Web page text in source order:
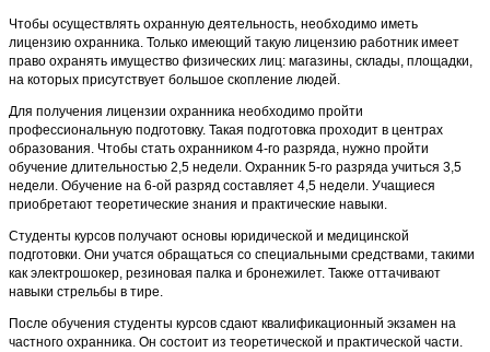
Чтобы осуществлять охранную деятельность, необходимо иметь
лицензию охранника. Только имеющий такую лицензию работник имеет
право охранять имущество физических лиц: магазины, склады, площадки,
на которых присутствует большое скопление людей.
Для получения лицензии охранника необходимо пройти
профессиональную подготовку. Такая подготовка проходит в центрах
образования. Чтобы стать охранником 4-го разряда, нужно пройти
обучение длительностью 2,5 недели. Охранник 5-го разряда учиться 3,5
недели. Обучение на 6-ой разряд составляет 4,5 недели. Учащиеся
приобретают теоретические знания и практические навыки.
Студенты курсов получают основы юридической и медицинской
подготовки. Они учатся обращаться со специальными средствами, такими
как электрошокер, резиновая палка и бронежилет. Также оттачивают
навыки стрельбы в тире.
После обучения студенты курсов сдают квалификационный экзамен на
частного охранника. Он состоит из теоретической и практической части.